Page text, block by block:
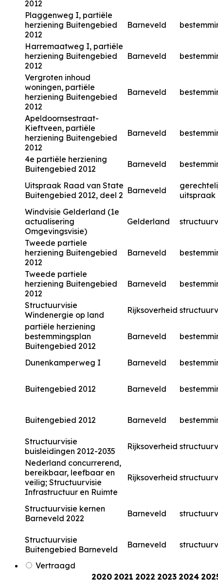
2012
Plaggenweg I, partiële
herziening Buitengebied
2012
Barneveld
Harremaatweg I, partiële
herziening Buitengebied
2012
Barneveld
Vergroten inhoud
woningen, partiële
herziening Buitengebied
2012
Barneveld
Apeldoornsestraat-
Kieftveen, partiële
herziening Buitengebied
2012
Barneveld
4e partiële herziening
Buitengebied 2012
Barneveld
Uitspraak Raad van State
Buitengebied 2012, deel 2 Barneveld
uitspraak
Windvisie Gelderland (1e
actualisering
Omgevingsvisie)
Gelderland
Tweede partiele
herziening Buitengebied
2012
Barneveld
Tweede partiele
herziening Buitengebied
2012
Barneveld
Structuurvisie
Windenergie op land
Rijksoverheid
partiële herziening
bestemmingsplan
Buitengebied 2012
Barneveld
Dunenkamperweg I Barneveld
Buitengebied 2012 Barneveld
Buitengebied 2012 Barneveld
Structuurvisie
buisleidingen 2012-2035
Rijksoverheid
Nederland concurrerend,
bereikbaar, leefbaar en
veilig; Structuurvisie
Infrastructuur en Ruimte
Rijksoverheid
Structuurvisie kernen
Barneveld 2022
Barneveld
Structuurvisie
Buitengebied Barneveld
Barneveld
Vertraagd
2020 2021 2022 2023 2024